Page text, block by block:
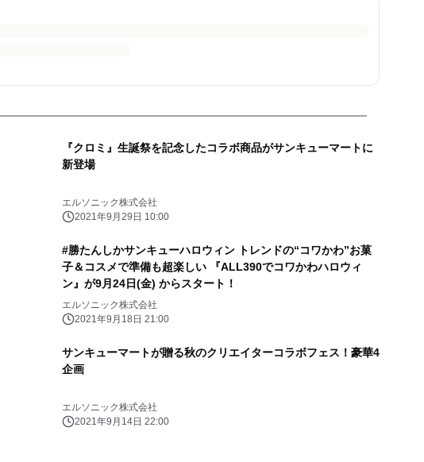
『クロミ』生誕祭を記念したコラボ商品がサンキューマートに
新登場
エルソニック株式会社
2021年9月29日 10:00
#勝たんしかサンキューハロウィン トレンドの“コワかわ”お菓
子＆コスメで準備も超楽しい 『ALL390でコワかわハロウィ
ン』が9月24日(金) からスタート！
エルソニック株式会社
2021年9月18日 21:00
サンキューマートが贈る秋のクリエイターコラボフェス！豪華4
企画
エルソニック株式会社
2021年9月14日 22:00